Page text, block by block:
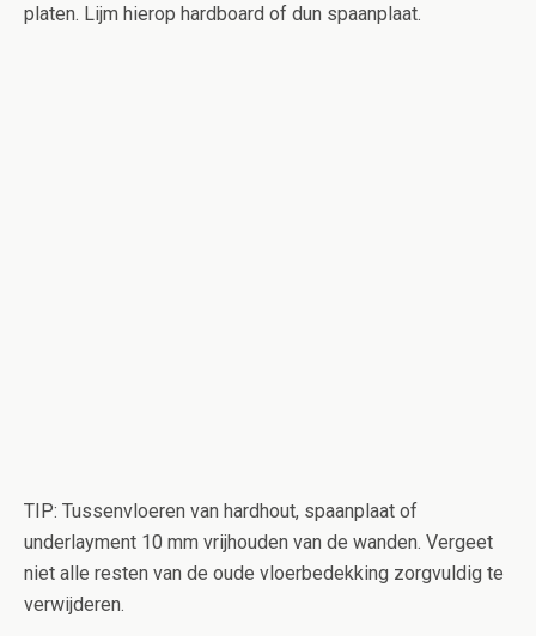
platen. Lijm hierop hardboard of dun spaanplaat.
TIP: Tussenvloeren van hardhout, spaanplaat of
underlayment 10 mm vrijhouden van de wanden. Vergeet
niet alle resten van de oude vloerbedekking zorgvuldig te
verwijderen.